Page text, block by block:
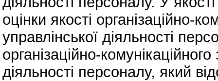
оцінки якості організаційно-
управлінської діяльності
організаційно-
діяльності персоналу, який